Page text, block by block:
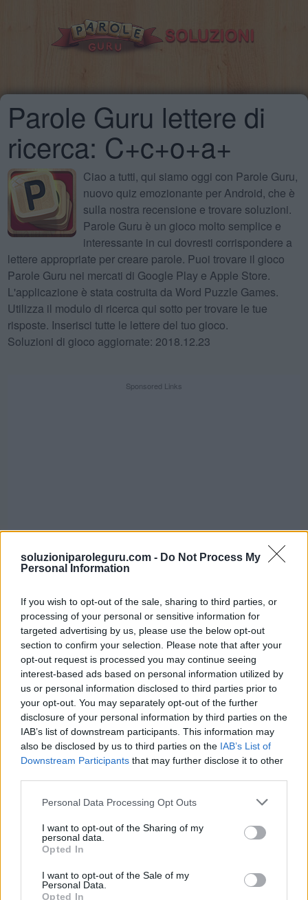
soluzioniparoleguru.com - Do Not Process My
Personal Information
If you wish to opt-out of the sale, sharing to third parties, or
processing of your personal or sensitive information for
targeted advertising by us, please use the below opt-out
section to confirm your selection. Please note that after your
opt-out request is processed you may continue seeing
interest-based ads based on personal information utilized by
us or personal information disclosed to third parties prior to
your opt-out. You may separately opt-out of the further
disclosure of your personal information by third parties on the
IAB’s list of downstream participants. This information may
also be disclosed by us to third parties on the IAB’s List of
Downstream Participants that may further disclose it to other
Personal Data Processing Opt Outs
I want to opt-out of the Sharing of my
personal data.
Opted In
I want to opt-out of the Sale of my
Personal Data.
Opted In
Parole Guru lettere di
ricerca: C+c+o+a+
Ciao a tutti, qui siamo oggi con Parole Guru,
nuovo quiz emozionante per Android, che è
sulla nostra recensione e trovare soluzioni.
Parole Guru è un gioco molto semplice e
interessante in cui dovresti corrispondere a
lettere appropriate per creare parole. Puoi trovare il gioco
Parole Guru nei mercati di Google Play e Apple Store.
L'applicazione è stata costruita da Word Puzzle Games.
Utilizza il modulo di ricerca qui sotto per trovare le tue
risposte. Inserisci tutte le lettere del tuo gioco.
Soluzioni di gioco aggiornate: 2018.12.23
Sponsored Links
SFIDA QUOTIDIANA
Ricerca per lettere. Inserisci tutte le
lettere del puzzle:
Ricerca
per
lettere.
Inserisci
tutte
lettere
del
Ricerca
Spiacenti, non abbiamo trovato il tuo puzzle, quindi ho
generato un elenco di parole che potrebbero esserti
utili.
1. C O C
A
O C A
CERCA ALTRE RISPOSTE
(2465voti, media:3,80